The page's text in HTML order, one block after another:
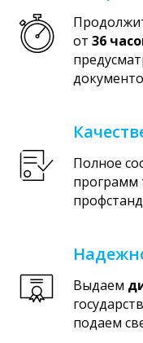
от 36
Полное
программ
Выдаем
подаем